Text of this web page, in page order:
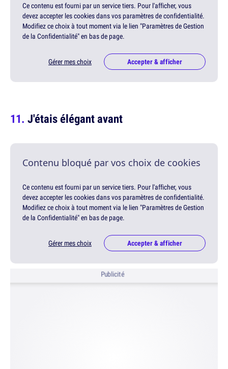
Ce contenu est fourni par un service tiers. Pour l'afficher, vous
devez accepter les cookies dans vos paramètres de confidentialité.
Modifiez ce choix à tout moment via le lien "Paramètres de Gestion
de la Confidentialité" en bas de page.
Gérer mes choix Accepter & afficher
J'étais élégant avant
Contenu bloqué par vos choix de cookies
Ce contenu est fourni par un service tiers. Pour l'afficher, vous
devez accepter les cookies dans vos paramètres de confidentialité.
Modifiez ce choix à tout moment via le lien "Paramètres de Gestion
de la Confidentialité" en bas de page.
Gérer mes choix Accepter & afficher
Publicité